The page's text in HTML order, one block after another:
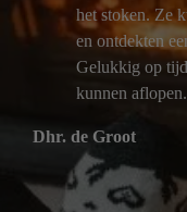
het stoken. Ze
en ontdekten
Gelukkig op
kunnen aflopen.
Dhr. de Groot